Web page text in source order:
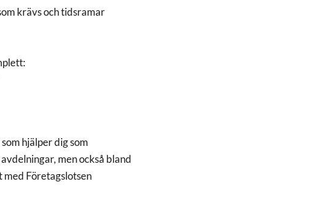
krävs och tidsramar
hjälper dig som
men också bland
med Företagslotsen